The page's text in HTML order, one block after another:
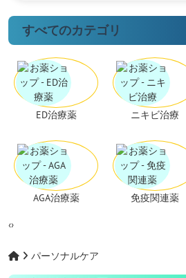
すべてのカテゴリ
ED治療薬
AGA治療薬
ニキビ治療
免疫関連薬
‹›
パーソナルケア